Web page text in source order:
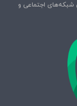
شبکه‌های اجتماعی و